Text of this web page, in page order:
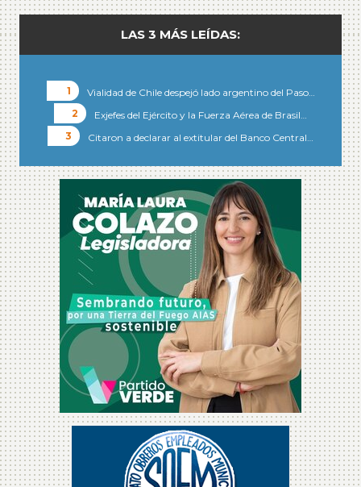
LAS 3 MÁS LEÍDAS:
Vialidad de Chile despejó lado argentino del Paso…
Exjefes del Ejército y la Fuerza Aérea de Brasil…
Citaron a declarar al extitular del Banco Central…